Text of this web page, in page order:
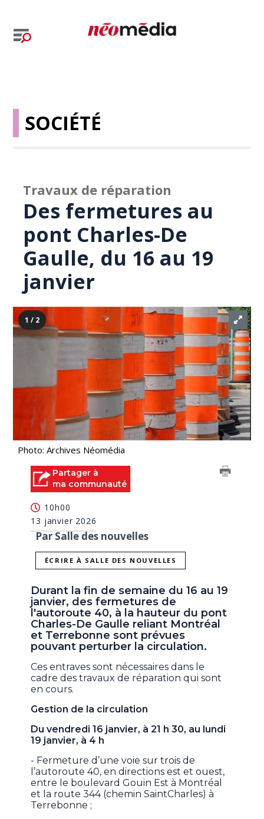
SOCIÉTÉ
Travaux de réparation
Des fermetures au
pont Charles-De
Gaulle, du 16 au 19
janvier
1 / 2
Photo: Archives Néomédia
Partager à
ma communauté
10h00
13 janvier 2026
Par Salle des nouvelles
ÉCRIRE À SALLE DES NOUVELLES
Durant la fin de semaine du 16 au 19
janvier, des fermetures de
l'autoroute 40, à la hauteur du pont
Charles-De Gaulle reliant Montréal
et Terrebonne sont prévues
pouvant perturber la circulation.
Ces entraves sont nécessaires dans le
cadre des travaux de réparation qui sont
en cours.
Gestion de la circulation
Du vendredi 16 janvier, à 21 h 30, au lundi
19 janvier, à 4 h
- Fermeture d’une voie sur trois de
l’autoroute 40, en directions est et ouest,
entre le boulevard Gouin Est à Montréal
et la route 344 (chemin SaintCharles) à
Terrebonne ;